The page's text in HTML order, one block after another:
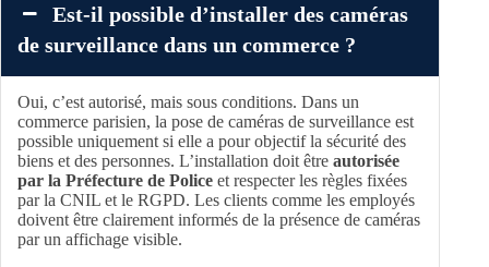
Est-il possible d’installer des caméras
de surveillance dans un commerce ?
Oui, c’est autorisé, mais sous conditions. Dans un
commerce parisien, la pose de caméras de surveillance est
possible uniquement si elle a pour objectif la sécurité des
biens et des personnes. L’installation doit être autorisée
par la Préfecture de Police et respecter les règles fixées
par la CNIL et le RGPD. Les clients comme les employés
doivent être clairement informés de la présence de caméras
par un affichage visible.